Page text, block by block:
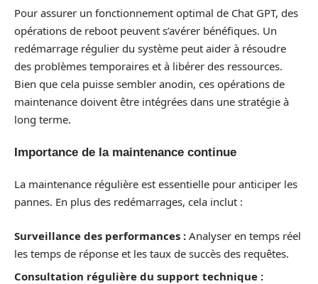
Pour assurer un fonctionnement optimal de Chat GPT, des
opérations de reboot peuvent s’avérer bénéfiques. Un
redémarrage régulier du système peut aider à résoudre
des problèmes temporaires et à libérer des ressources.
Bien que cela puisse sembler anodin, ces opérations de
maintenance doivent être intégrées dans une stratégie à
long terme.
Importance de la maintenance continue
La maintenance régulière est essentielle pour anticiper les
pannes. En plus des redémarrages, cela inclut :
Surveillance des performances : Analyser en temps réel
les temps de réponse et les taux de succès des requêtes.
Consultation régulière du support technique :